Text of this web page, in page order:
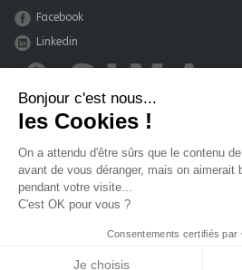
Facebook
Linkedin
une réalisation : Eenov - Bordeaux
Bonjour c'est nous...
les Cookies !
On a attendu d'être sûrs que le contenu
avant de vous déranger, mais on aimerait
pendant votre visite...
C'est OK pour vous ?
Consentements certifiés par
Je choisis